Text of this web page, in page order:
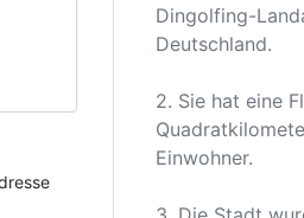
Dingolfing-
Deutschland.
2. Sie hat eine
Einwohner.